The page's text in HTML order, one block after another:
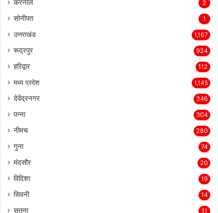
करनाल 2
सोनीपत 1
उत्तराखंड 1,167
रूद्रपुर 924
हरिद्वार 112
मध्य प्रदेश 1,145
देवेंद्रनगर 346
पन्ना 304
नीमच 280
गुना 74
मंदसौर 20
विदिशा 19
सिवनी 14
सतना 11